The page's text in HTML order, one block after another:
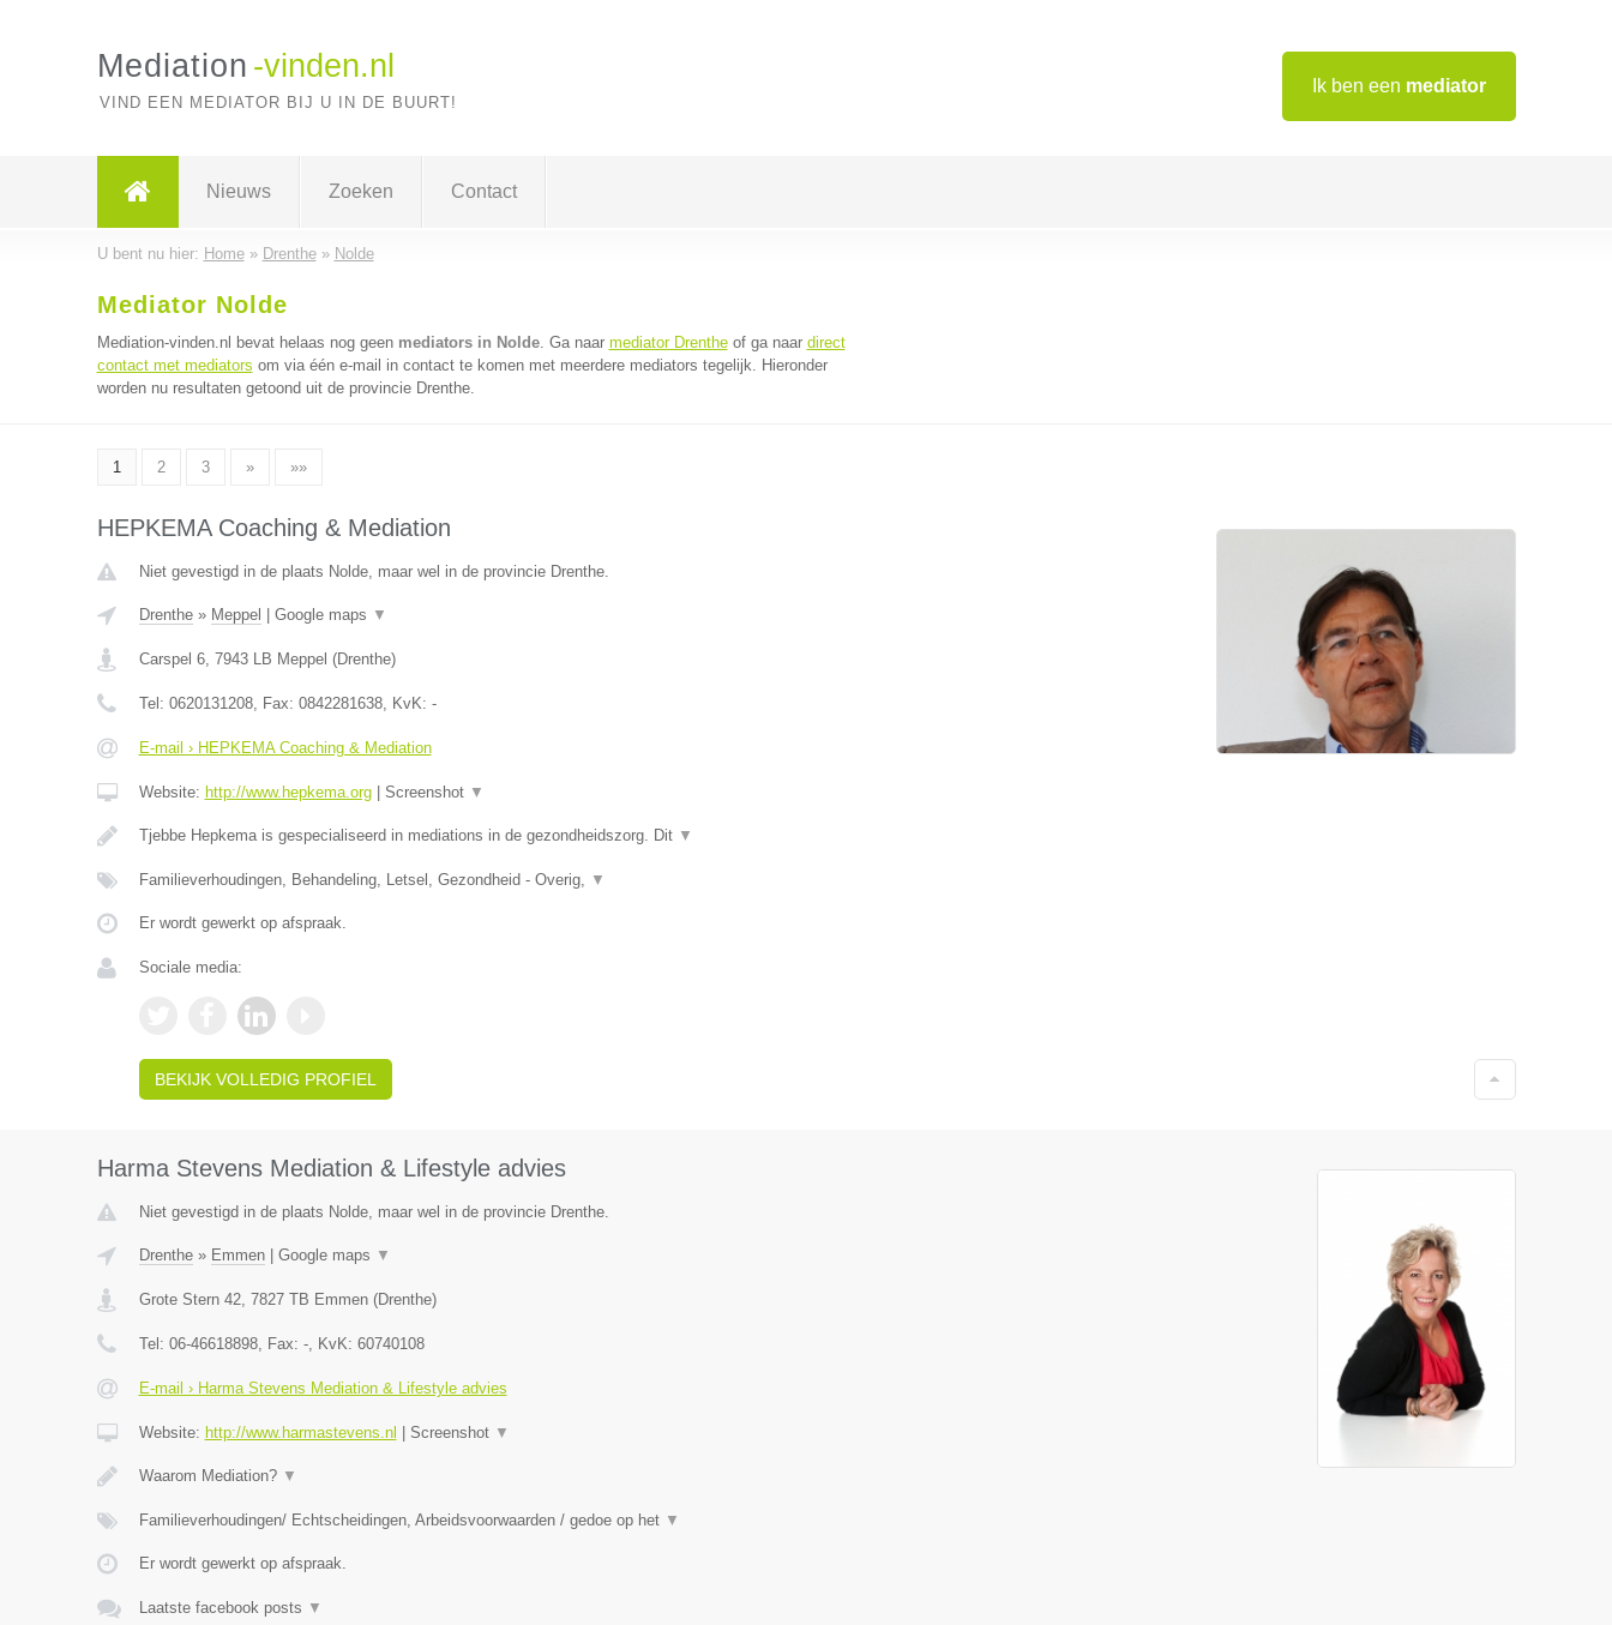
Ik ben een mediator
Mediation -vinden.nl
VIND EEN MEDIATOR BIJ U IN DE BUURT!
Nieuws Zoeken Contact
U bent nu hier: Home» Drenthe» Nolde
Mediator Nolde
Mediation-vinden.nl bevat helaas nog geen mediators in Nolde. Ga naar mediator Drentheof ga naar direct
contact met mediators om via één e-mail in contact te komen met meerdere mediators tegelijk. Hieronder
worden nu resultaten getoond uit de provincie Drenthe.
1 2 3 » »»
HEPKEMA Coaching & Mediation
Niet gevestigd in de plaats Nolde, maar wel in de provincie Drenthe.
Drenthe» Meppel Google maps ▼
Carspel 6, 7943 LB Meppel (Drenthe)
Tel: 0620131208, Fax: 0842281638, KvK: -
E-mail › HEPKEMA Coaching & Mediation
Website: http://www.hepkema.org| Screenshot ▼
Tjebbe Hepkema is gespecialiseerd in mediations in de gezondheidszorg. Dit ▼
Familieverhoudingen, Behandeling, Letsel, Gezondheid - Overig, ▼
Er wordt gewerkt op afspraak.
Sociale media:
BEKIJK VOLLEDIG PROFIEL
Harma Stevens Mediation & Lifestyle advies
Niet gevestigd in de plaats Nolde, maar wel in de provincie Drenthe.
Drenthe» Emmen| Google maps ▼
Grote Stern 42, 7827 TB Emmen(Drenthe)
Tel: 06-46618898, Fax: -, KvK: 60740108
E-mail › Harma Stevens Mediation & Lifestyle advies
Website: http://www.harmastevens.nl Screenshot ▼
Waarom Mediation? ▼
Familieverhoudingen/ Echtscheidingen, Arbeidsvoorwaarden / gedoe op het ▼
Er wordt gewerkt op afspraak.
Laatste facebook posts ▼